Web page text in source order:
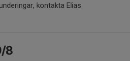
kontakta Elias
8